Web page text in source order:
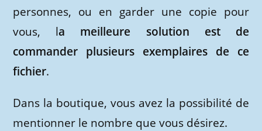
personnes, ou en garder une copie pour
vous, la meilleure solution est de
commander plusieurs exemplaires de ce
fichier.
Dans la boutique, vous avez la possibilité de
mentionner le nombre que vous désirez.